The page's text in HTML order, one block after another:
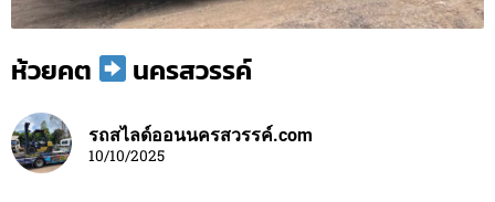
ห้วยคต นครสวรรค์
รถสไลด์ออนนครสวรรค์.com
10/10/2025